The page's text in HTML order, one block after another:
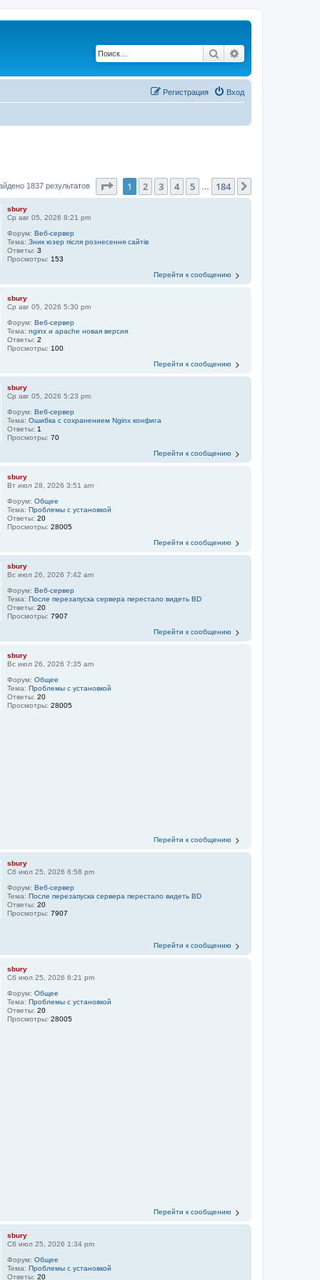
Поиск
Вход
Регистрация
1837 результатов Страница1 из 184
1 2 3 4 5 184
sbury
Ср авг 05, 2026 8:21 pm
Форум:Веб-сервер
Тема:Зник юзер після рознесення сайтів
Ответы:3
Просмотры: 153
Перейти к сообщению
sbury
Ср авг 05, 2026 5:30 pm
Форум:Веб-сервер
Тема:nginx и apache новая версия
Ответы:2
Просмотры: 100
Перейти к сообщению
sbury
Ср авг 05, 2026 5:23 pm
Форум:Веб-сервер
Тема:Ошибка с сохранением Nginx конфига
Ответы: 1
Просмотры:70
Перейти к сообщению
sbury
Вт июл 28, 2026 3:51 am
Форум:Общее
Тема:Проблемы с установкой
Ответы:20
Просмотры:28005
Перейти к сообщению
sbury
Вс июл 26, 2026 7:42 am
Форум:Веб-сервер
Тема:После перезапуска сервера перестало видеть BD
Ответы:20
Просмотры:7907
Перейти к сообщению
sbury
Вс июл 26, 2026 7:35 am
Форум:Общее
Тема:Проблемы с установкой
Ответы:20
Просмотры:28005
Перейти к сообщению
sbury
Сб июл 25, 2026 6:58 pm
Форум:Веб-сервер
Тема:После перезапуска сервера перестало видеть BD
Ответы:20
Просмотры:7907
Перейти к сообщению
sbury
Сб июл 25, 2026 6:21 pm
Форум:Общее
Тема:Проблемы с установкой
Ответы:20
Просмотры:28005
Перейти к сообщению
sbury
Сб июл 25, 2026 1:34 pm
Форум:Общее
Тема:Проблемы с установкой
Ответы:20